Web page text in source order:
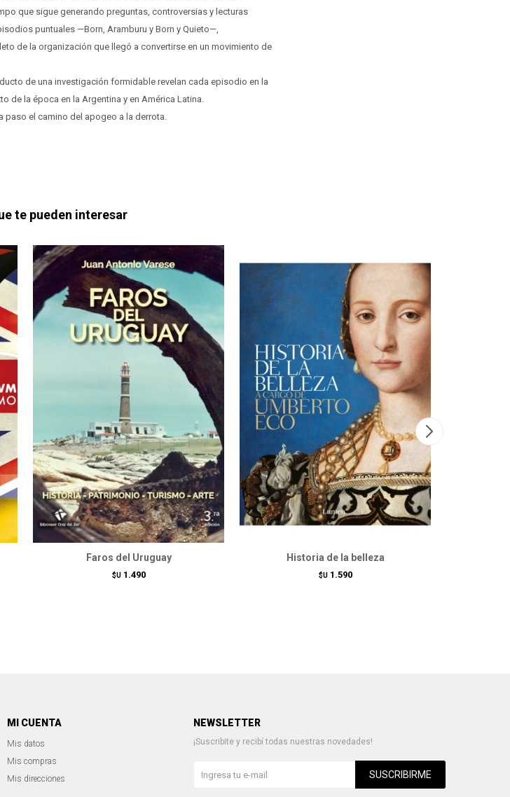
que sigue generando preguntas, controversias y lecturas
puntuales —Born, Aramburu y Born y Quieto—,
de la organización que llegó a convertirse en un movimiento de
de una investigación formidable revelan cada episodio en la
de la época en la Argentina y en América Latina.
paso el camino del apogeo a la derrota.
te pueden interesar
Faros del Uruguay
$U 1.490
Historia de la belleza
$U 1.590
MI CUENTA
Mis datos
Mis compras
Mis direcciones
NEWSLETTER
¡Suscribite y recibí todas nuestras novedades!
SUSCRIBIRME